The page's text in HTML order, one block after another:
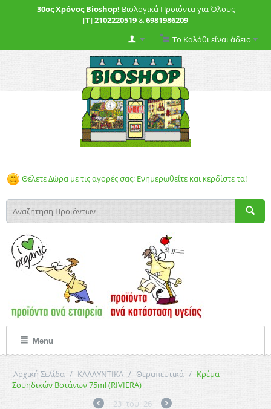
30ος Χρόνος Bioshop! Βιολογικά Προϊόντα για Όλους
[T]2102220519&6981986209
Το Καλάθι είναι άδειο
Θέλετε Δώρα με τις αγορές σας; Ενημερωθείτε και κερδίστε τα!
Menu
Αρχική Σελίδα / ΚΑΛΛΥΝΤΙΚΑ / Θεραπευτικά / Κρέμα
Σουηδικών Βοτάνων 75ml (RIVIERA)
23 του 26